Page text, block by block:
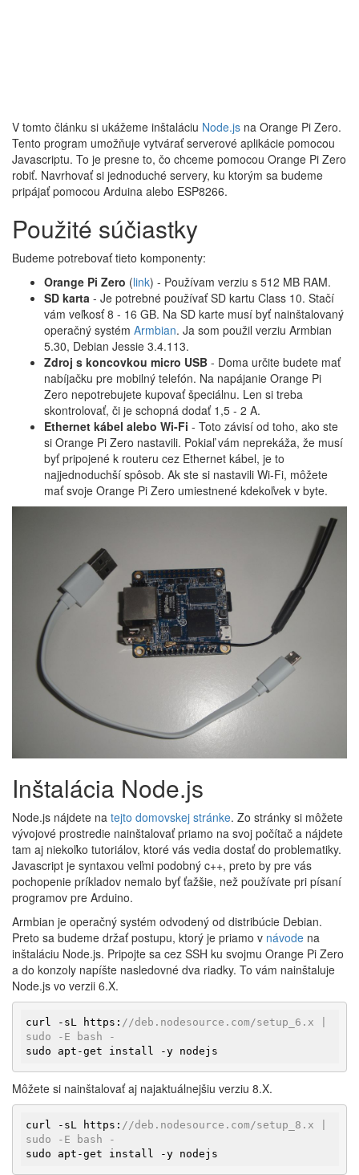
V tomto článku si ukážeme inštaláciu Node.js na Orange Pi Zero.
Tento program umožňuje vytvárať serverové aplikácie pomocou
Javascriptu. To je presne to, čo chceme pomocou Orange Pi Zero
robiť. Navrhovať si jednoduché servery, ku ktorým sa budeme
pripájať pomocou Arduina alebo ESP8266.
Použité súčiastky
Budeme potrebovať tieto komponenty:
Orange Pi Zero (link) - Používam verziu s 512 MB RAM.
SD karta - Je potrebné používať SD kartu Class 10. Stačí
vám veľkosť 8 - 16 GB. Na SD karte musí byť nainštalovaný
operačný systém Armbian. Ja som použil verziu Armbian
5.30, Debian Jessie 3.4.113.
Zdroj s koncovkou micro USB - Doma určite budete mať
nabíjačku pre mobilný telefón. Na napájanie Orange Pi
Zero nepotrebujete kupovať špeciálnu. Len si treba
skontrolovať, či je schopná dodať 1,5 - 2 A.
Ethernet kábel alebo Wi-Fi - Toto závisí od toho, ako ste
si Orange Pi Zero nastavili. Pokiaľ vám neprekáža, že musí
byť pripojené k routeru cez Ethernet kábel, je to
najjednoduchší spôsob. Ak ste si nastavili Wi-Fi, môžete
mať svoje Orange Pi Zero umiestnené kdekoľvek v byte.
Inštalácia Node.js
Node.js nájdete na tejto domovskej stránke. Zo stránky si môžete
vývojové prostredie nainštalovať priamo na svoj počítač a nájdete
tam aj niekoľko tutoriálov, ktoré vás vedia dostať do problematiky.
Javascript je syntaxou veľmi podobný c++, preto by pre vás
pochopenie príkladov nemalo byť ťažšie, než používate pri písaní
programov pre Arduino.
Armbian je operačný systém odvodený od distribúcie Debian.
Preto sa budeme držať postupu, ktorý je priamo v návode na
inštaláciu Node.js. Pripojte sa cez SSH ku svojmu Orange Pi Zero
a do konzoly napíšte nasledovné dva riadky. To vám nainštaluje
Node.js vo verzii 6.X.
curl -sL https: //deb.nodesource.com/setup_6.x |
sudo -E bash -
sudo apt-get install -y nodejs
Môžete si nainštalovať aj najaktuálnejšiu verziu 8.X.
curl -sL https: //deb.nodesource.com/setup_8.x |
sudo -E bash -
sudo apt-get install -y nodejs